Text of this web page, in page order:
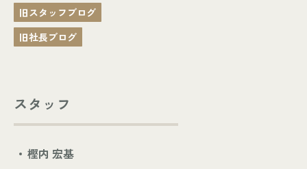
旧スタッフブログ
旧社長ブログ
スタッフ
樫内 宏基